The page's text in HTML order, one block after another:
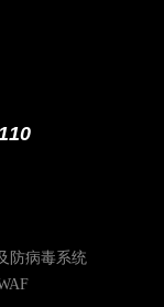
防病毒系统